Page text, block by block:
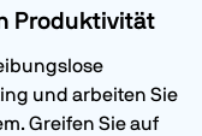
Produktivität
und arbeiten Sie
Greifen Sie auf